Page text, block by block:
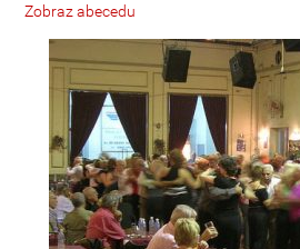
Zobraz abecedu